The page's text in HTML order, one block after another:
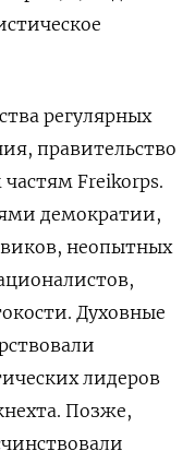
регулярных
правительство
Freikorps.
демократии,
неопытных
Духовные
лидеров
Позже,